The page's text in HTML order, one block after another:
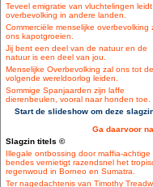
Teveel emigratie van vluchtelingen
overbevolking in andere landen.
Commerciële menselijke overbevolking
ons kapotgroeien.
Jij bent een deel van de natuur en de
natuur is een deel van jou.
Menselijke Overbevolking zal ons tot de
volgende wereldoorlog leiden.
Sommige Spanjaarden zijn laffe
dierenbeulen, vooral naar honden toe.
Start de slideshow om deze
Ga daarvoor
Slagzin titels ©
Illegale ontbossing door maffia-achtige
bendes vernietigt razendsnel het
regenwoud in Borneo en Sumatra.
Ter nagedachtenis van Timothy